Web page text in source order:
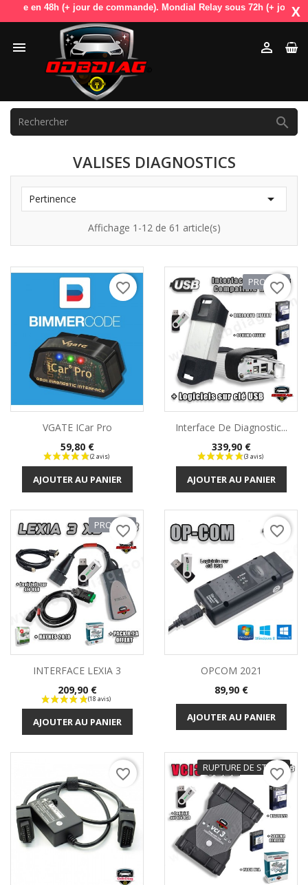
en 48h (+ jour de commande). Mondial Relay sous 72h (+ jour de X
 

VALISES DIAGNOSTICS
Pertinence 
Affichage 1-12 de 61 article(s)
VGATE ICar Pro
Prix
59,80 €
AJOUTER AU PANIER
favorite_border PROMO !
Interface De Diagnostic...
Prix
339,90 €
AJOUTER AU PANIER
favorite_border
PROMO !
INTERFACE LEXIA 3
Prix
209,90 €
AJOUTER AU PANIER
favorite_border
OPCOM 2021
Prix
89,90 €
AJOUTER AU PANIER
favorite_border
favorite_border RUPTURE DE STOCK
favorite_border